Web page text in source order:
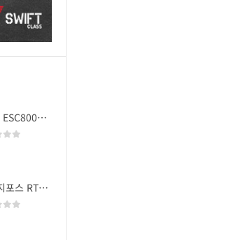
ASUS ESC8000A-E13 (RTX PRO 5000 Blackwell x2)
PNY 지포스 RTX 5060 OC D7 8GB Dual Fan